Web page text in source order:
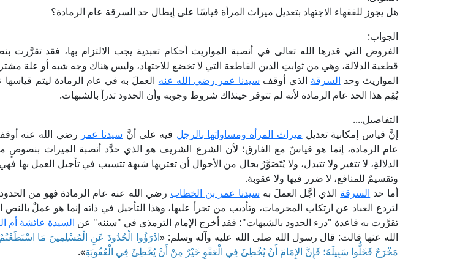
هل يجوز للفقهاء الاجتهاد بتعديل ميراث المرأة قياسًا على إبطال حد السرقة عام الرمادة؟
الجواب:
الفروض التي قدرها الله تعالى في أنصبة المواريث أحكام تعبدية يجب الالتزام بها، فقد
قطعية الدلالة، وهي من ثوابتِ الدين القاطعة التي لا تخضع للاجتهاد، وليس هناك وجه شبه أو علة
المواريث وحد السرقة الذي أوقف سيدنا عمر رضي الله عنه العملَ به في عام الرمادة ليتم قياسها
يُقِم هذا الحد عام الرمادة لأنه لم تتوفر حينذاك شروط وجوبه وأن الحدود تدرأ بالشبهات.
التفاصيل....
إنَّ قياس إمكانية تعديل ميراث المرأة ومساواتها بالرجل فيه على أنَّ سيدنا عمر رضي الله عنه
عام الرمادة، إنما هو قياسٌ مع الفارق؛ لأن الشرع الشريف هو الذي حدَّد أنصبة الميراث بنصوصٍ
الدلالةِ، لا تتغير ولا تتبدل، ولا يُتَصَوَّرُ بحال من الأحوال أن تعتريها شبهة تتسبب في تأجيل العمل بها
وتقسيمٌ للمنافع، لا ضرر فيها ولا عقوبة.
أما حد السرقة الذي أجَّل العملَ به سيدنا عمر بن الخطاب رضي الله عنه عام الرمادة فهو من
لتردع العباد عن ارتكاب المحرمات، وتأديب من تجرأ عليها، وهذا التأجيل في ذاته إنما هو عملٌ
تقرَّرت به قاعدة "درء الحدود بالشبهات"؛ فقد أخرج الإمام الترمذي في "سننه" عن السيدة عائشة أم
الله عنها قالت: قال رسول الله صلى الله عليه وآله وسلم: «ادْرَؤُوا الْحُدُودَ عَنِ الْمُسْلِمِينَ مَا
مَخْرَجٌ فَخَلُّوا سَبِيلَهُ؛ فَإِنَّ الإِمَامَ أَنْ يُخْطِئَ فِي الْعَفْوِ خَيْرٌ مِنْ أَنْ يُخْطِئَ فِي الْعُقُوبَةِ».